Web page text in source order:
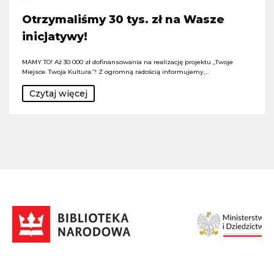
Otrzymaliśmy 30 tys. zł na Wasze
inicjatywy!
MAMY TO! Aż 30 000 zł dofinansowania na realizację projektu „Twoje
Miejsce. Twoja Kultura.”! Z ogromną radością informujemy,…
Czytaj więcej